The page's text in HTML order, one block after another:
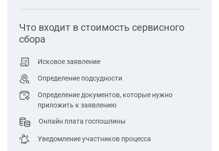
Что входит в стоимость cервисного
сбора
Исковое заявление
Определение подсудности
Определение документов, которые нужно
приложить к заявлению
Онлайн плата госпошлины
Уведомление участников процесса